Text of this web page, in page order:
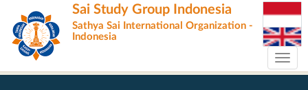
main
content
Sai Study Group Indonesia
Sathya Sai International Organization -
Indonesia